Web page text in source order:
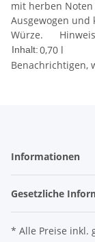
mit herben
Ausgewogen
Würze. Hinweis
Inhalt:0,70 l
Benachrichtigen,
Informationen
Gesetzliche
* Alle Preise inkl.